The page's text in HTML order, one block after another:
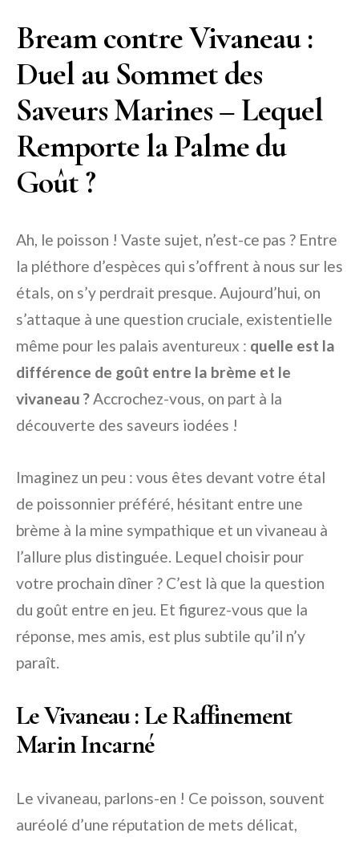
Bream contre Vivaneau :
Duel au Sommet des
Saveurs Marines – Lequel
Remporte la Palme du
Goût ?
Ah, le poisson ! Vaste sujet, n’est-ce pas ? Entre
la pléthore d’espèces qui s’offrent à nous sur les
étals, on s’y perdrait presque. Aujourd’hui, on
s’attaque à une question cruciale, existentielle
même pour les palais aventureux : quelle est la
différence de goût entre la brème et le
vivaneau ?Accrochez-vous, on part à la
découverte des saveurs iodées !
Imaginez un peu : vous êtes devant votre étal
de poissonnier préféré, hésitant entre une
brème à la mine sympathique et un vivaneau à
l’allure plus distinguée. Lequel choisir pour
votre prochain dîner ? C’est là que la question
du goût entre en jeu. Et figurez-vous que la
réponse, mes amis, est plus subtile qu’il n’y
paraît.
Le Vivaneau : Le Raffinement
Marin Incarné
Le vivaneau, parlons-en ! Ce poisson, souvent
auréolé d’une réputation de mets délicat,